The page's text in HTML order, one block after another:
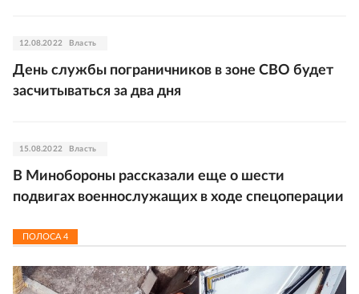
12.08.2022 Власть
День службы пограничников в зоне СВО будет
засчитываться за два дня
15.08.2022 Власть
В Минобороны рассказали еще о шести
подвигах военнослужащих в ходе спецоперации
ПОЛОСА 4